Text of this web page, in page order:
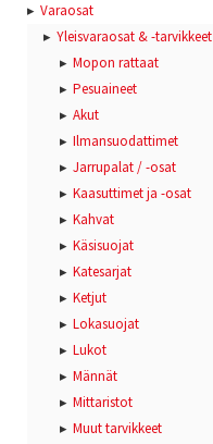
Varaosat
Yleisvaraosat & -tarvikkeet
Mopon rattaat
Pesuaineet
Akut
Ilmansuodattimet
Jarrupalat / -osat
Kaasuttimet ja -osat
Kahvat
Käsisuojat
Katesarjat
Ketjut
Lokasuojat
Lukot
Männät
Mittaristot
Muut tarvikkeet